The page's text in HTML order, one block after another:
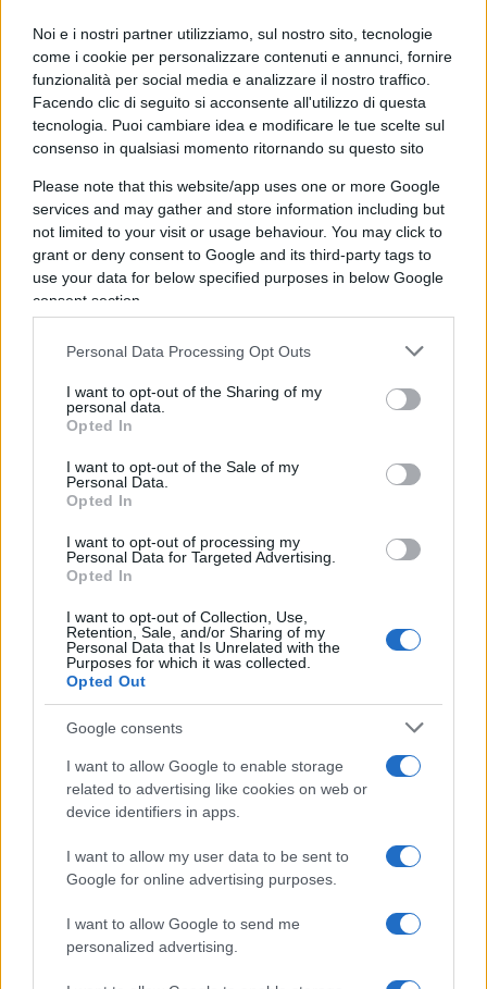
Noi e i nostri partner utilizziamo, sul nostro sito, tecnologie
come i cookie per personalizzare contenuti e annunci, fornire
funzionalità per social media e analizzare il nostro traffico.
Facendo clic di seguito si acconsente all'utilizzo di questa
tecnologia. Puoi cambiare idea e modificare le tue scelte sul
consenso in qualsiasi momento ritornando su questo sito
Please note that this website/app uses one or more Google
services and may gather and store information including but
not limited to your visit or usage behaviour. You may click to
grant or deny consent to Google and its third-party tags to
use your data for below specified purposes in below Google
consent section.
Personal Data Processing Opt Outs
I want to opt-out of the Sharing of my
personal data.
Opted In
I want to opt-out of the Sale of my
Personal Data.
Opted In
I want to opt-out of processing my
Personal Data for Targeted Advertising.
Opted In
I want to opt-out of Collection, Use,
Retention, Sale, and/or Sharing of my
Personal Data that Is Unrelated with the
Purposes for which it was collected.
Opted Out
Google consents
I want to allow Google to enable storage
related to advertising like cookies on web or
device identifiers in apps.
I want to allow my user data to be sent to
Google for online advertising purposes.
I want to allow Google to send me
personalized advertising.
da questo signore, il problema è che non funziona
la Polizia Municipale. Non me ne fotte nulla che
sia un islamista, è un assassino, è un potenziale
assassino. Pago la Polizia per fermarlo, se
necessario anche sparando.
Parliamo di un problema facilmente risolvibile: se
uno è armato di coltello e ha di fronte a sé dei
poliziotti,gli agenti devono sapere come
reagire. Non è una cosa complicata. Il problema è
rincoglioniti che abbiamo dimenticato che il
motivo per il quale paghiamo le tasse è per i tre
motivi di Adamo Smith: difendere i confini, fare
quelle opere pubbliche che i privati non sono in
dalla Zuppa di Porro
00:00
#ISLAMISMO #POLIZIA